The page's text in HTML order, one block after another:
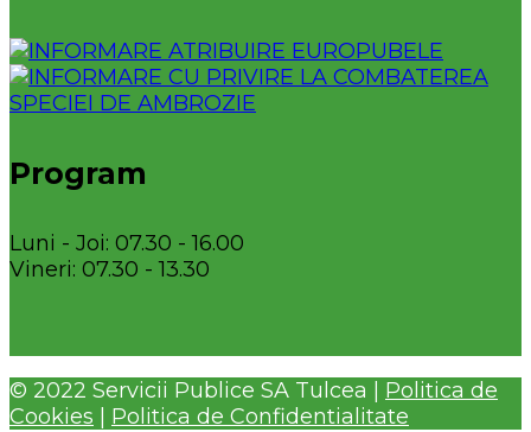
Program
Luni - Joi: 07.30 - 16.00
Vineri: 07.30 - 13.30
© 2022 Servicii Publice SA Tulcea | Politica de
Cookies
Politica de Confidentialitate